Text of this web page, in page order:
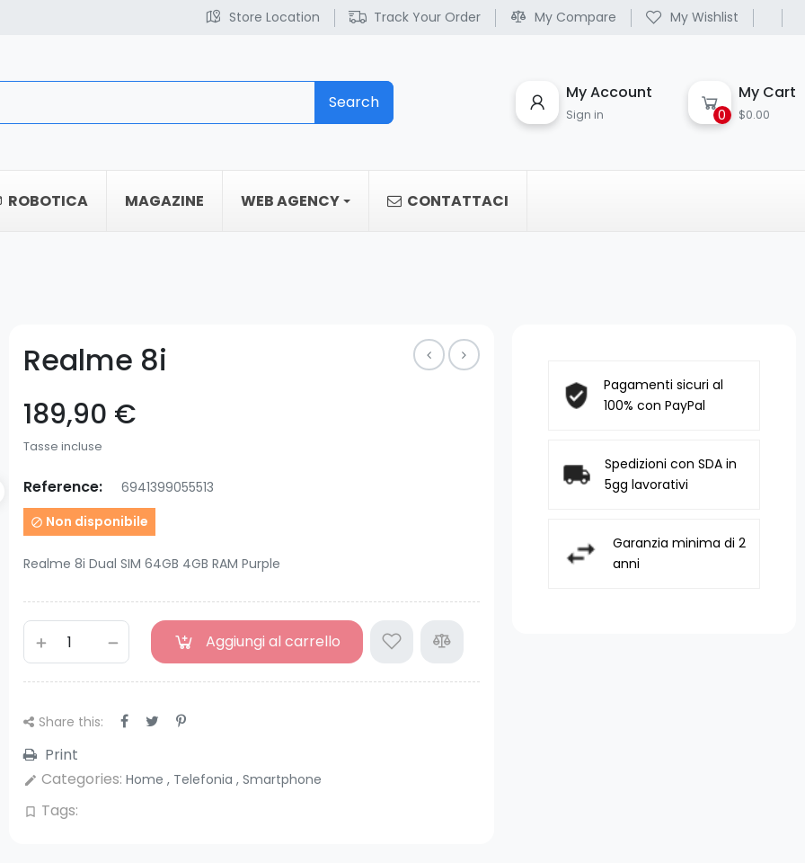
Store Location Track Your Order My Compare My Wishlist
Search My Account
Sign in 0
My Cart
$0.00
ROBOTICA MAGAZINE WEB AGENCY CONTATTACI
Realme 8i
189,90 €
Tasse incluse
Reference: 6941399055513
 Non disponibile
Realme 8i Dual SIM 64GB 4GB RAM Purple
Aggiungi al carrello
Share this:
Print
edit Categories: Home , Telefonia , Smartphone
bookmark_border Tags:
Pagamenti sicuri al
100% con PayPal
Spedizioni con SDA in
5gg lavorativi
Garanzia minima di 2
anni